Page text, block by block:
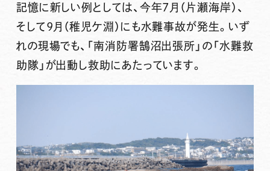
記憶に新しい例としては、今年7月（片瀬海岸）、
そして9月（稚児ケ淵）にも水難事故が発生。いず
れの現場でも、「南消防署鵠沼出張所」の「水難救
助隊」が出動し救助にあたっています。